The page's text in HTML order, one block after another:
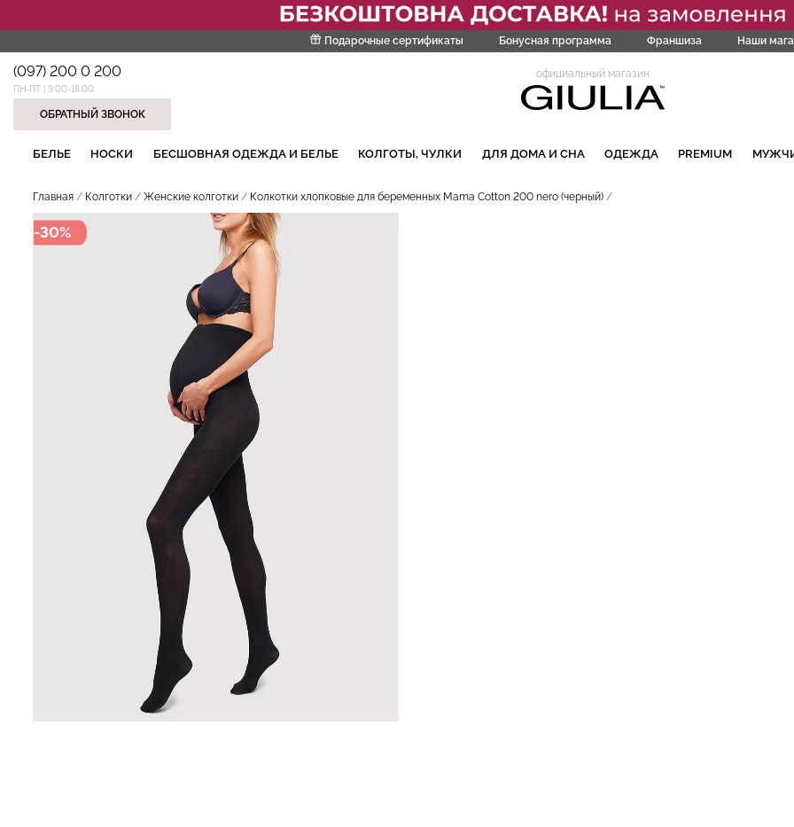
Подарочные сертификаты Бонусная программа Франшиза Наши
(097) 200 0 200
ПН-ПТ | 9:00-18:00
ОБРАТНЫЙ ЗВОНОК
официальный магазин
БЕЛЬЕ НОСКИ БЕСШОВНАЯ ОДЕЖДА И БЕЛЬЕ КОЛГОТЫ, ЧУЛКИ ДЛЯ ДОМА И СНА ОДЕЖДА PREMIUM
Главная Колготки Женские колготки Колкотки хлопковые для беременных Mama Cotton 200 nero (черный)
-30%
НАШИ ТРЕНДОВЫЕ ТОВАРЫ
Бесшовные леггинсы из
микрофибры LEGGINGS 02
(черный) Giulia
789 грн.
Бесшовная
легкой
BRASILIAN
black